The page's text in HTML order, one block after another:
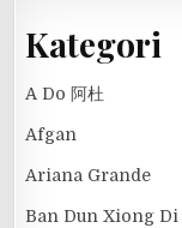
Kategori
A Do 阿杜
Afgan
Ariana Grande
Ban Dun Xiong Di